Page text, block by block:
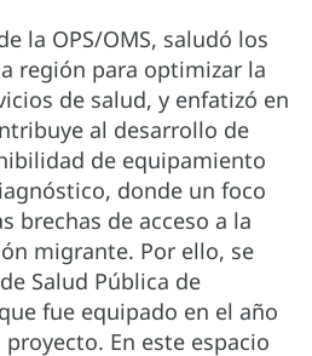
la OPS/OMS, saludó los
región para optimizar la
de salud, y enfatizó en
al desarrollo de
de equipamiento
donde un foco
brechas de acceso a la
migrante. Por ello, se
Salud Pública de
fue equipado en el año
En este espacio